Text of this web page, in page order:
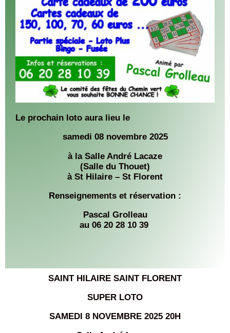
Le prochain loto aura lieu le
samedi 08 novembre 2025
à la Salle André Lacaze
(Salle du Thouet)
à St Hilaire – St Florent
Renseignements et réservation :
Pascal Grolleau
au 06 20 28 10 39
SAINT HILAIRE SAINT FLORENT
SUPER LOTO
SAMEDI 8 NOVEMBRE 2025 20H